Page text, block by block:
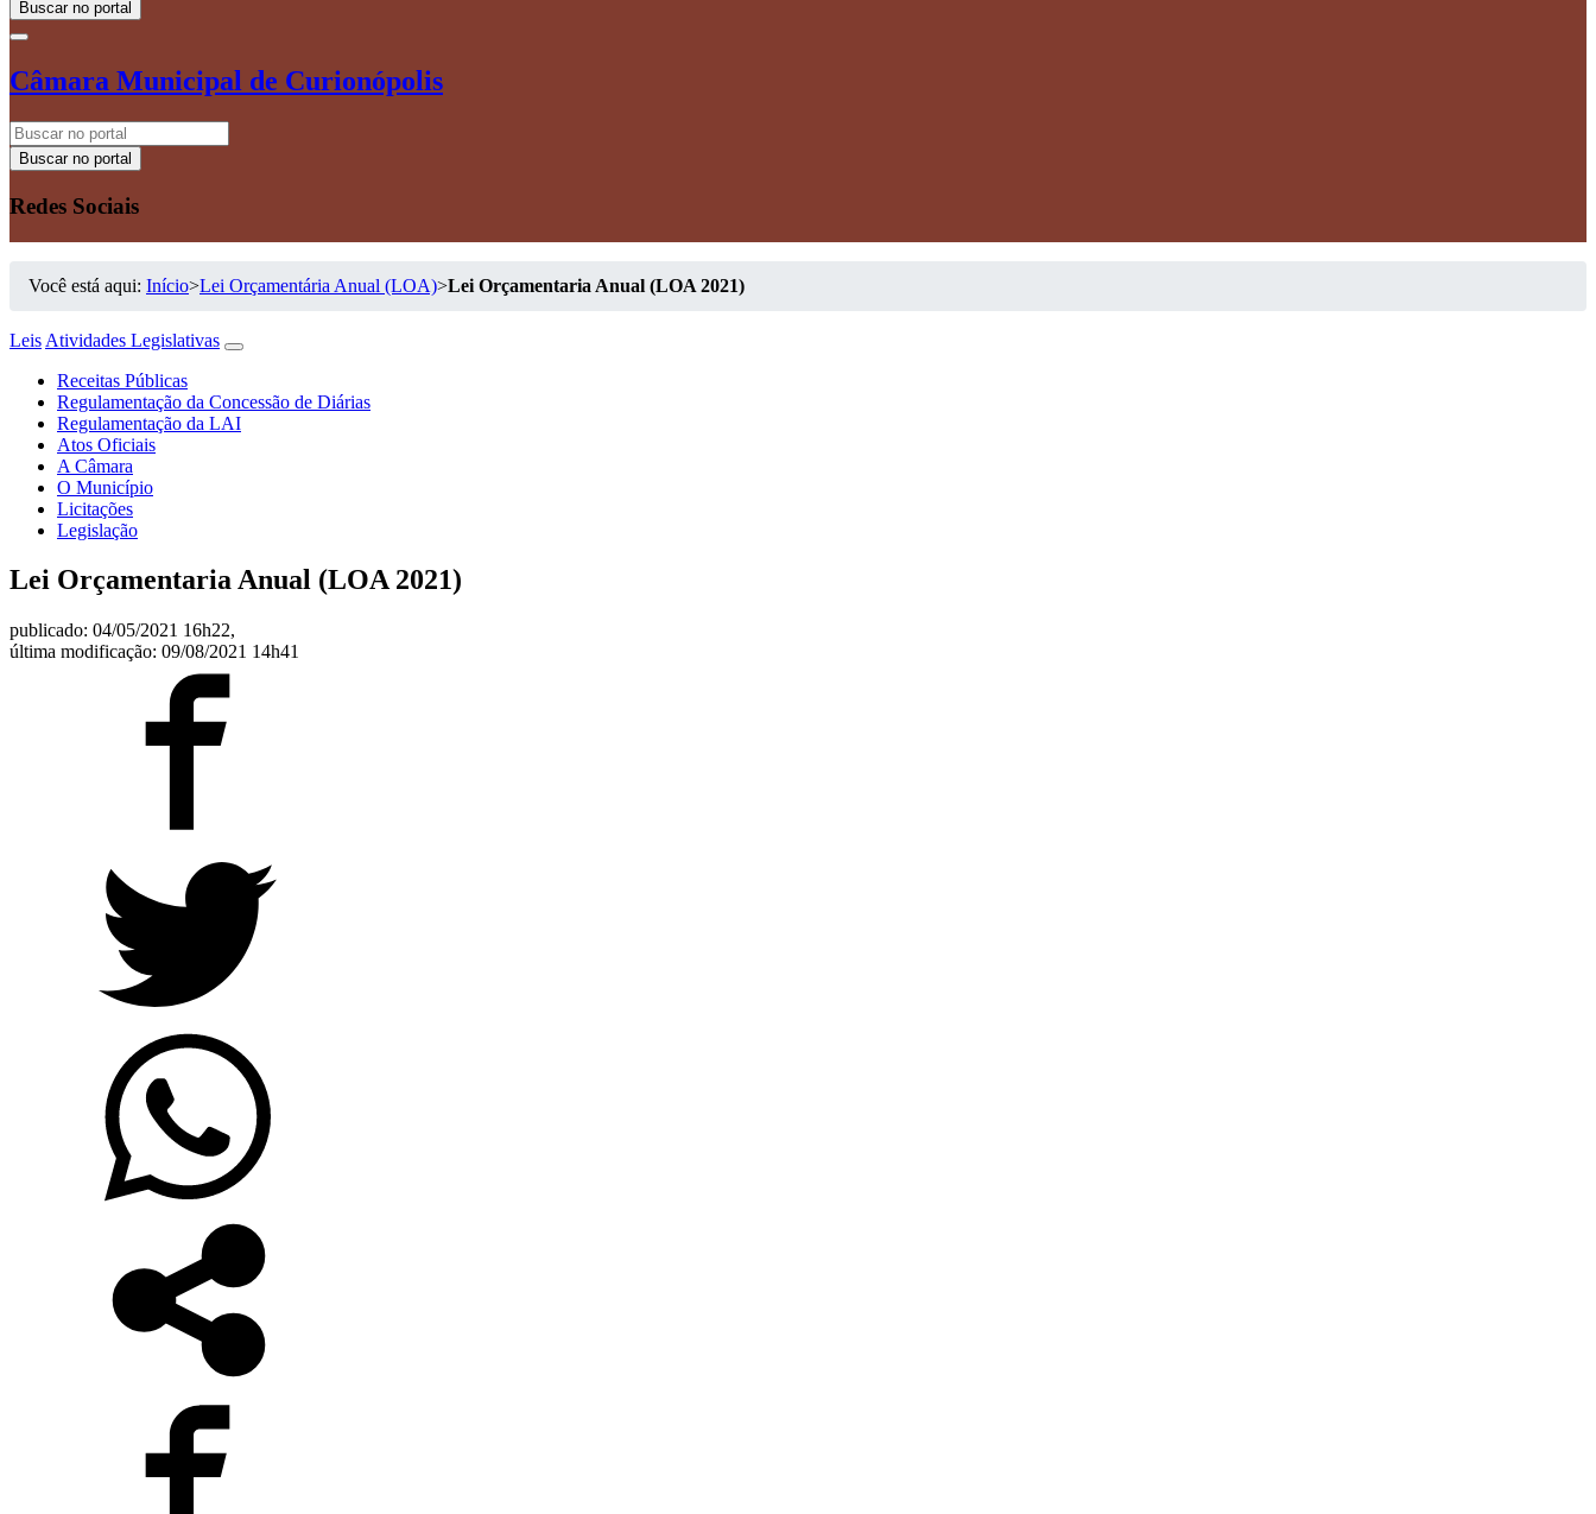
Buscar no portal
Câmara Municipal de Curionópolis
Buscar no portal
Redes Sociais
Você está aqui: Início>Lei Orçamentária Anual (LOA)>Lei Orçamentaria Anual (LOA 2021)
Leis Atividades Legislativas
Receitas Públicas
Regulamentação da Concessão de Diárias
Regulamentação da LAI
Atos Oficiais
A Câmara
O Município
Licitações
Legislação
Lei Orçamentaria Anual (LOA 2021)
publicado: 04/05/2021 16h22,
última modificação: 09/08/2021 14h41